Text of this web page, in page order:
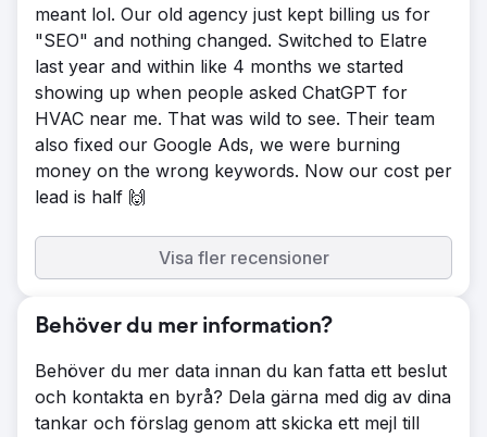
meant lol. Our old agency just kept billing us for
"SEO" and nothing changed. Switched to Elatre
last year and within like 4 months we started
showing up when people asked ChatGPT for
HVAC near me. That was wild to see. Their team
also fixed our Google Ads, we were burning
money on the wrong keywords. Now our cost per
lead is half 🙌
Visa fler recensioner
Behöver du mer information?
Behöver du mer data innan du kan fatta ett beslut
och kontakta en byrå? Dela gärna med dig av dina
tankar och förslag genom att skicka ett mejl till